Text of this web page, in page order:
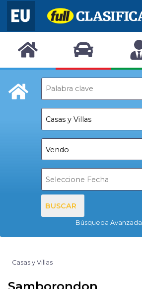
BUSCAR
Búsqueda Avanzada
Casas y Villas